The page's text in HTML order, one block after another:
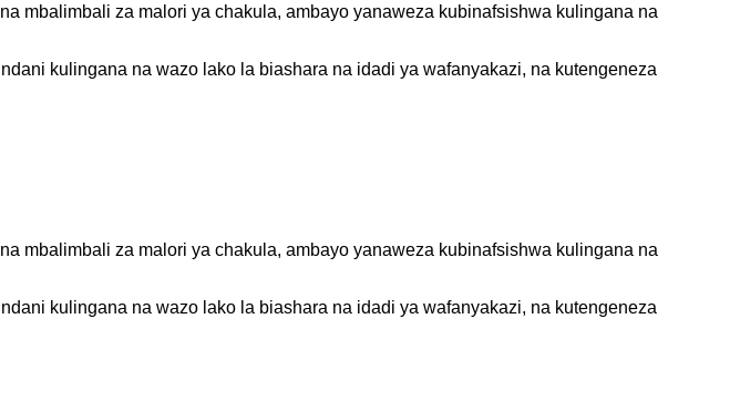
mbalimbali za malori ya chakula, ambayo yanaweza kubinafsishwa kulingana na
kulingana na wazo lako la biashara na idadi ya wafanyakazi, na kutengeneza
mbalimbali za malori ya chakula, ambayo yanaweza kubinafsishwa kulingana na
kulingana na wazo lako la biashara na idadi ya wafanyakazi, na kutengeneza